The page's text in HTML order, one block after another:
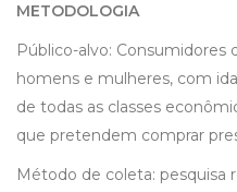
METODOLOGIA
Público-alvo: Consumidores
homens e mulheres, com
de todas as classes
que pretendem comprar
Método de coleta: pesquisa